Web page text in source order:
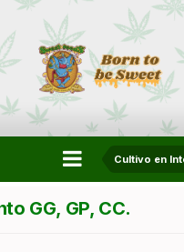
Cultivo en
GG, GP, CC.